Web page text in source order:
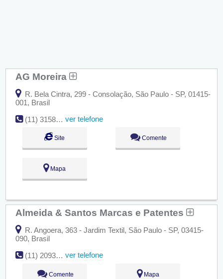
AG Moreira
R. Bela Cintra, 299 - Consolação, São Paulo - SP, 01415-
001, Brasil
(11) 3158-3030
ver telefone
Site Comente
Mapa
Almeida & Santos Marcas e Patentes
R. Angoera, 363 - Jardim Textil, São Paulo - SP, 03415-
090, Brasil
(11) 2093-1864
ver telefone
Comente Mapa